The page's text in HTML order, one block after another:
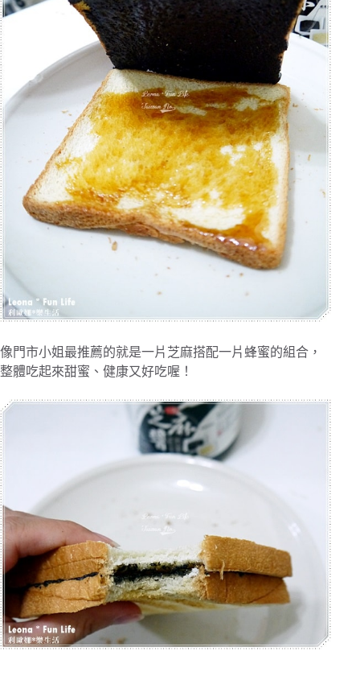
像門市小姐最推薦的就是一片芝麻搭配一片蜂蜜的組合，
整體吃起來甜蜜、健康又好吃喔！